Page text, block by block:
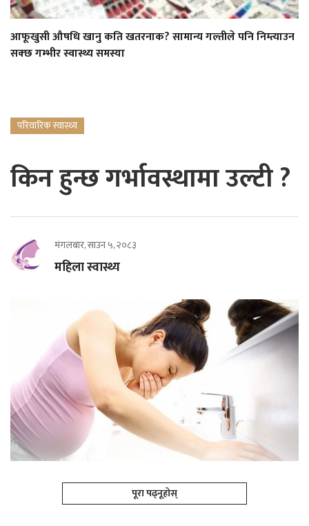
आफूखुसी औषधि खानु कति खतरनाक? सामान्य गल्तीले पनि निम्त्याउन
सक्छ गम्भीर स्वास्थ्य समस्या
परिवारिक स्वास्थ्य
किन हुन्छ गर्भावस्थामा उल्टी ?
मंगलबार, साउन ५, २०८३
महिला स्वास्थ्य
पूरा पढ्नूहोस्